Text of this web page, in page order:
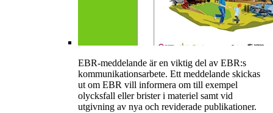
EBR-meddelande är en viktig del av EBR:s
kommunikationsarbete. Ett meddelande skickas
ut om EBR vill informera om till exempel
olycksfall eller brister i materiel samt vid
utgivning av nya och reviderade publikationer.